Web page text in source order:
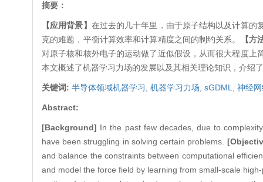
摘要：
【应用背景】 在过去的几十年里，由于原子结构以及计算的
克的难题，平衡计算效率和计算精度之间的制约关系。
【方
对原子核和核外电子的运动做了近似假设，从而很大程度上
本文概述了机器学习力场的发展以及其相关理论知识，介绍
关键词: 半导体领域机器学习, 机器学习力场, sGDML, 神经
Abstract:
[Background] In the past few decades, due to
have been struggling in solving certain problems.
and balance the constraints between computational
and model the force field by learning from small-scale